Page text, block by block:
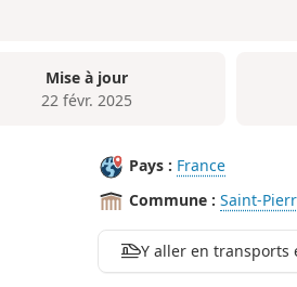
Mise à jour
22 févr. 2025
Pays : France
Commune : Saint-
Y aller en transports